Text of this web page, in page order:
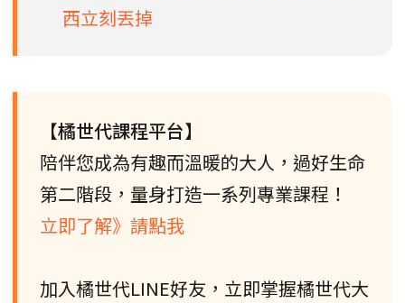
西立刻丟掉
【橘世代課程平台】
陪伴您成為有趣而溫暖的大人，過好生命
第二階段，量身打造一系列專業課程！
立即了解》請點我
加入橘世代LINE好友，立即掌握橘世代大